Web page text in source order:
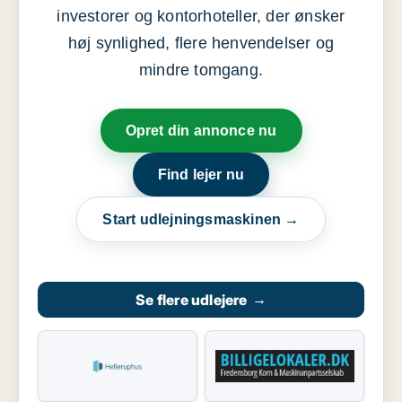
investorer og kontorhoteller, der ønsker
høj synlighed, flere henvendelser og
mindre tomgang.
Opret din annonce nu
Find lejer nu
Start udlejningsmaskinen →
Se flere udlejere →